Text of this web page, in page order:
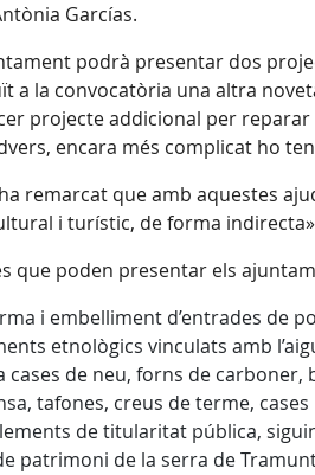
Garcías.
podrà presentar dos
a la convocatòria una altra
projecte addicional per
encara més complicat ho
remarcat que amb aquestes
i turístic, de forma
que poden presentar els
i embelliment d’entrades de
etnològics vinculats amb
de neu, forns de
tafones, creus de terme,
de titularitat pública,
patrimoni de la serra de